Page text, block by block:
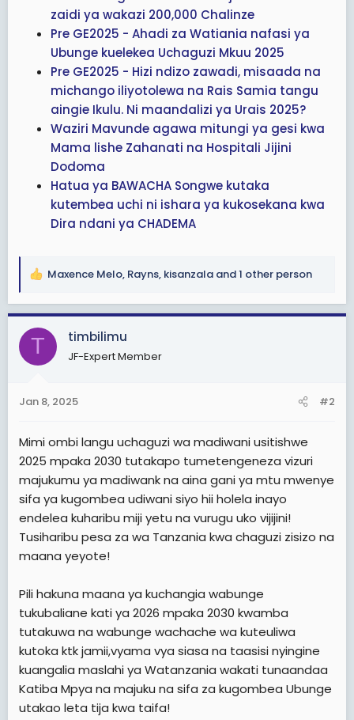
zaidi ya wakazi 200,000 Chalinze
Pre GE2025 - Ahadi za Watiania nafasi ya
Ubunge kuelekea Uchaguzi Mkuu 2025
Pre GE2025 - Hizi ndizo zawadi, misaada na
michango iliyotolewa na Rais Samia tangu
aingie Ikulu. Ni maandalizi ya Urais 2025?
Waziri Mavunde agawa mitungi ya gesi kwa
Mama lishe Zahanati na Hospitali Jijini
Dodoma
Hatua ya BAWACHA Songwe kutaka
kutembea uchi ni ishara ya kukosekana kwa
Dira ndani ya CHADEMA
R
a
c
t
i
s
Maxence Melo, Rayns, kisanzala and 1 other person
T timbilimu
JF-Expert Member
Jan 8, 2025 #2
Mimi ombi langu uchaguzi wa madiwani usitishwe
2025 mpaka 2030 tutakapo tumetengeneza vizuri
majukumu ya madiwank na aina gani ya mtu mwenye
sifa ya kugombea udiwani siyo hii holela inayo
endelea kuharibu miji yetu na vurugu uko vijijini!
Tusiharibu pesa za wa Tanzania kwa chaguzi zisizo na
maana yeyote!
Pili hakuna maana ya kuchangia wabunge
tukubaliane kati ya 2026 mpaka 2030 kwamba
tutakuwa na wabunge wachache wa kuteuliwa
kutoka ktk jamii,vyama vya siasa na taasisi nyingine
kuangalia maslahi ya Watanzania wakati tunaandaa
Katiba Mpya na majuku na sifa za kugombea Ubunge
utakao leta tija kwa taifa!